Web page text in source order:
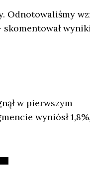
Odnotowaliśmy
w pierwszym
wyniósł